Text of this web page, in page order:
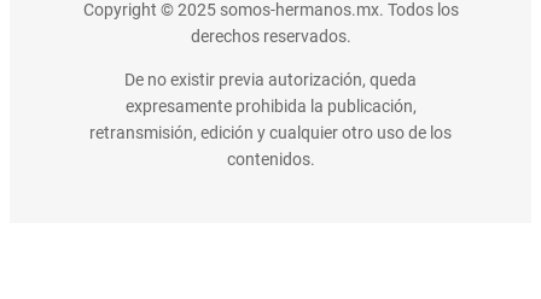
Copyright © 2025 somos-hermanos.mx. Todos los
derechos reservados.
De no existir previa autorización, queda
expresamente prohibida la publicación,
retransmisión, edición y cualquier otro uso de los
contenidos.